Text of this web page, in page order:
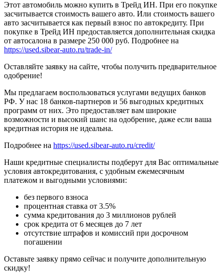
Этот автомобиль можно купить в Трейд ИН. При его покупке
засчитывается стоимость вашего авто. Или стоимость вашего
авто засчитывается как первый взнос по автокредиту. При
покупке в Трейд ИН предоставляется дополнительная скидка
от автосалона в размере 250 000 руб. Подробнее на
https://used.sibear-auto.ru/trade-in/
Оставляйте заявку на сайте, чтобы получить предварительное
одобрение!
Мы предлагаем воспользоваться услугами ведущих банков
РФ. У нас 18 банков-партнеров и 56 выгодных кредитных
программ от них. Это предоставляет вам широкие
возможности и высокий шанс на одобрение, даже если ваша
кредитная история не идеальна.
Подробнее на https://used.sibear-auto.ru/credit/
Наши кредитные специалисты подберут для Вас оптимальные
условия автокредитования, с удобным ежемесячным
платежом и выгодными условиями:
без первого взноса
процентная ставка от 3.5%
сумма кредитования до 3 миллионов рублей
срок кредита от 6 месяцев до 7 лет
отсутствие штрафов и комиссий при досрочном
погашении
Оставьте заявку прямо сейчас и получите дополнительную
скидку!